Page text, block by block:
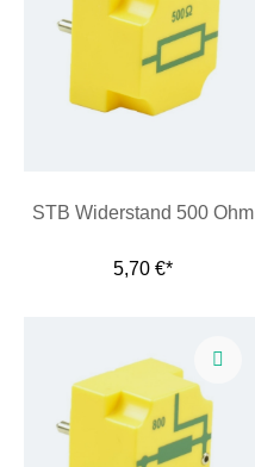
STB Widerstand 500 Ohm
5,70 €*